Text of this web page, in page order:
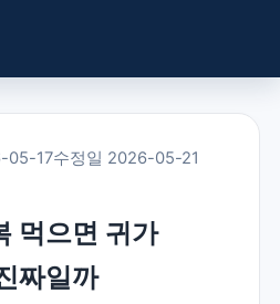
05-17수정일 2026-05-21
먹으면 귀가
짜일까